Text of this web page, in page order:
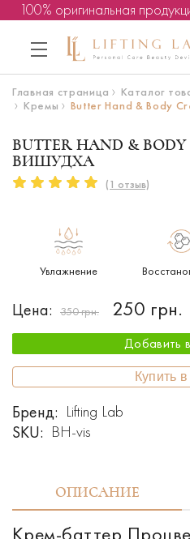
100% оригинальная
Главная страница Каталог
Кремы
Butter Hand & Body
BUTTER HAND &
ВИШУДХА
(1 отзыв)
Увлажнение
Цена: 350 грн. 250 грн.
Добавить
Купить
Бренд: Lifting Lab
SKU: BH-vis
ОПИСАНИЕ
Крем-баттер